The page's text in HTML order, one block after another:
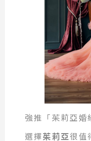
強推「茱莉亞婚
選擇茱莉亞很值